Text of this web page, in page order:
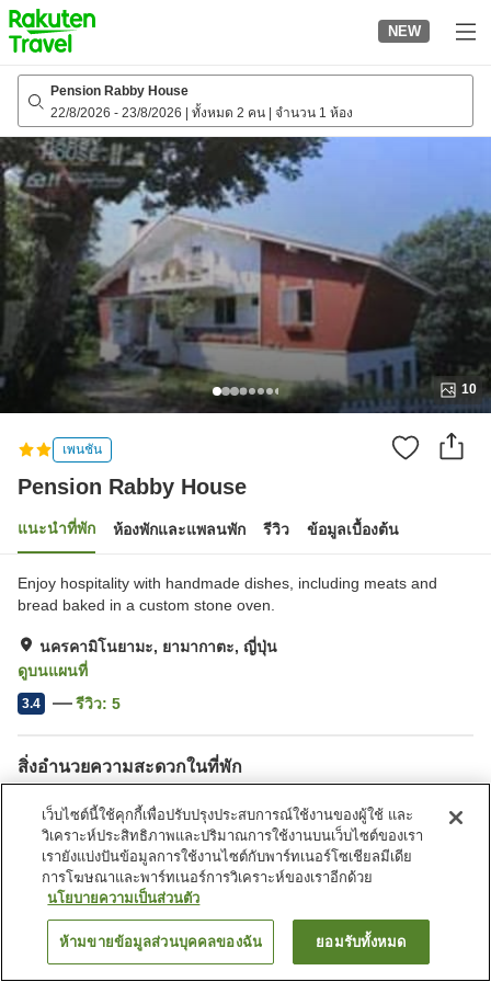
to
top
page
NEW
Pension Rabby House
22/8/2026 - 23/8/2026 ทั้งหมด 2 คน จำนวน 1 ห้อง
10
เพนชัน
Pension Rabby House
แนะนำที่พัก ห้องพักและแพลนพัก รีวิว ข้อมูลเบื้องต้น
Enjoy hospitality with handmade dishes, including meats and
bread baked in a custom stone oven.
นครคามิโนยามะ, ยามากาตะ, ญี่ปุ่น
ดูบนแผนที่
3.4 รีวิว: 5
สิ่งอำนวยความสะดวกในที่พัก
บาร์บีคิว
บริการส่งสินค้า
หน้าแรก ญี่ปุ่น ยามากาตะ
นครคามิโนยามะ
Pension Rabby House
ค้นหาห้องพัก
เว็บไซต์นี้ใช้คุกกี้เพื่อปรับปรุงประสบการณ์ใช้งานของผู้ใช้ และ
วิเคราะห์ประสิทธิภาพและปริมาณการใช้งานบนเว็บไซต์ของเรา
เรายังแบ่งปันข้อมูลการใช้งานไซต์กับพาร์ทเนอร์โซเชียลมีเดีย
การโฆษณาและพาร์ทเนอร์การวิเคราะห์ของเราอีกด้วย
นโยบายความเป็นส่วนตัว
ห้ามขายข้อมูลส่วนบุคคลของฉัน ยอมรับทั้งหมด